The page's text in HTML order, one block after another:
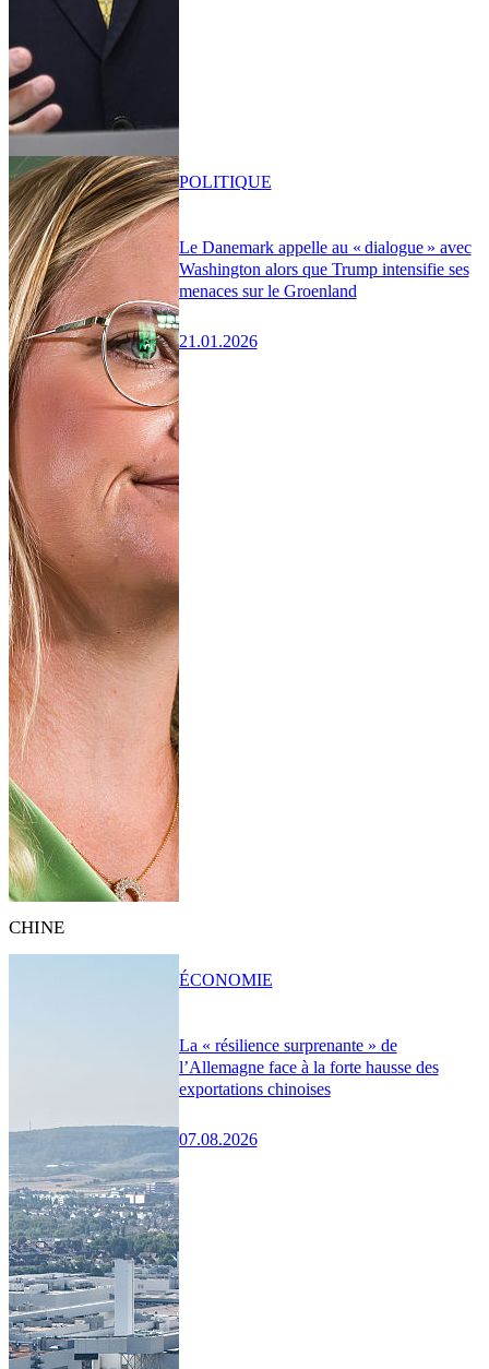
Le Danemark appelle au « dialogue » avec
Washington alors que Trump intensifie ses
menaces sur le Groenland
21.01.2026
POLITIQUE
CHINE
La « résilience surprenante » de
l’Allemagne face à la forte hausse des
exportations chinoises
07.08.2026
ÉCONOMIE